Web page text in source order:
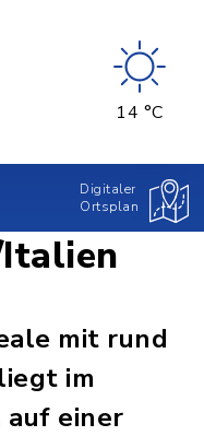
14 °C
Digitaler
Ortsplan
mit rund
im
auf einer